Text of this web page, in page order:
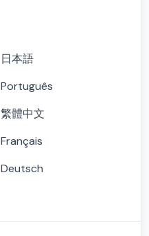
日本語
Português
繁體中文
Français
Deutsch